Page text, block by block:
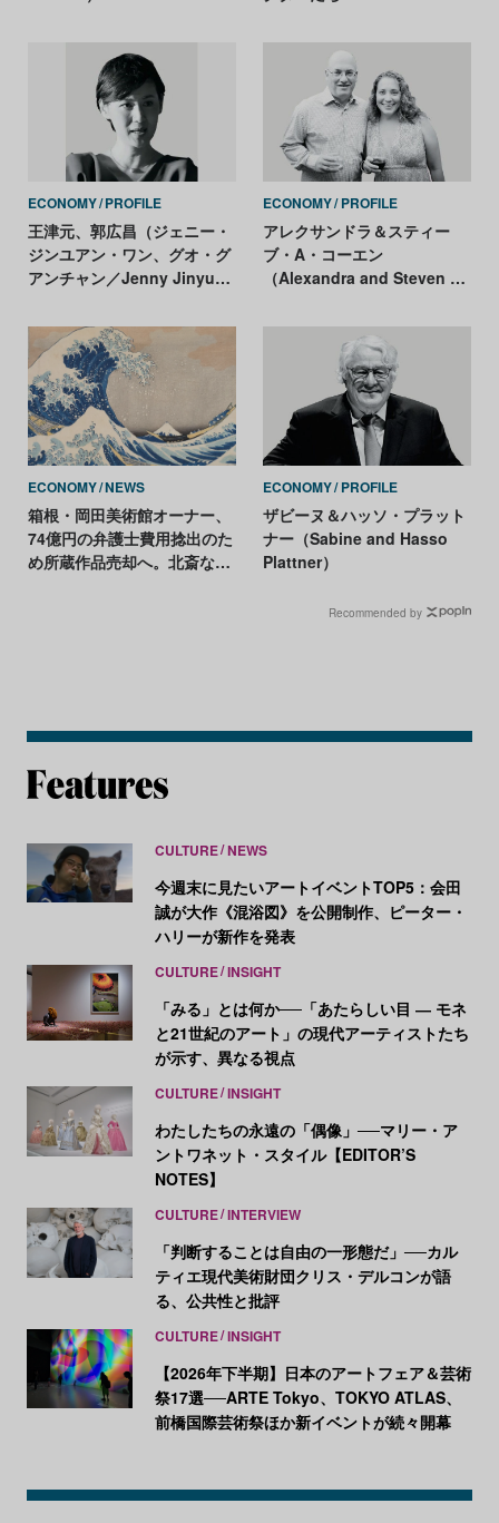
ECONOMY PROFILE
王津元、郭広昌（ジェニー・
ジンユアン・ワン、グオ・グ
アンチャン／Jenny Jinyuan
Guangchang）
ECONOMY PROFILE
アレクサンドラ＆スティー
ブ・A・コーエン
（Alexandra and Steven A.
ECONOMY NEWS
箱根・岡田美術館オーナー、
74億円の弁護士費用捻出のた
め所蔵作品売却へ。北斎など
ECONOMY PROFILE
ザビーヌ＆ハッソ・プラット
ナー（Sabine and Hasso
Plattner）
Recommended by
CULTURE NEWS
今週末に見たいアートイベントTOP5：会田
誠が大作《混浴図》を公開制作、ピーター・
ハリーが新作を発表
CULTURE INSIGHT
「みる」とは何か──「あたらしい目 ― モネ
と21世紀のアート」の現代アーティストたち
が示す、異なる視点
CULTURE INSIGHT
わたしたちの永遠の「偶像」──マリー・ア
ントワネット・スタイル【EDITOR’S
NOTES】
CULTURE INTERVIEW
「判断することは自由の一形態だ」──カル
ティエ現代美術財団クリス・デルコンが語
る、公共性と批評
CULTURE INSIGHT
【2026年下半期】日本のアートフェア＆芸術
祭17選──ARTE Tokyo、TOKYO ATLAS、
前橋国際芸術祭ほか新イベントが続々開幕